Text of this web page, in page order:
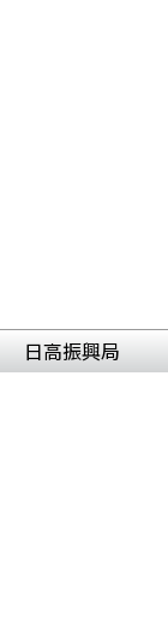
日高振興局